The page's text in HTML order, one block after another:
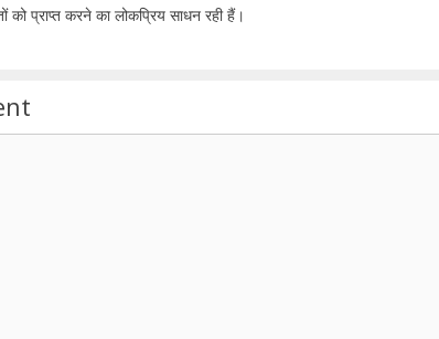
को प्राप्त करने का लोकप्रिय साधन रही हैं।